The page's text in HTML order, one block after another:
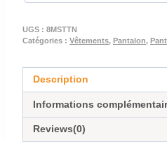
STELLER
UGS : 8MSTTN
Catégories : Vêtements, Pantalon,
Description
Informations
Reviews(0)